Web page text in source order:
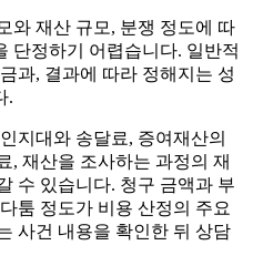
와 재산 규모, 분쟁 정도에 따
단정하기 어렵습니다. 일반적
과, 결과에 따라 정해지는 성
.
지대와 송달료, 증여재산의
, 재산을 조사하는 과정의 재
수 있습니다. 청구 금액과 부
툼 정도가 비용 산정의 주요
사건 내용을 확인한 뒤 상담